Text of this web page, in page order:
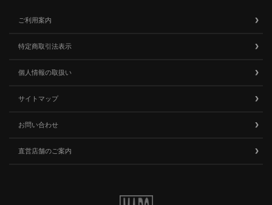
ご利用案内
特定商取引法表示
個人情報の取扱い
サイトマップ
お問い合わせ
直営店舗のご案内